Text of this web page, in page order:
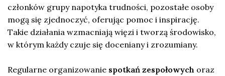
członków grupy napotyka trudności, pozostałe osoby
mogą się zjednoczyć, oferując pomoc i inspirację.
Takie działania wzmacniają więzi i tworzą środowisko,
w którym każdy czuje się doceniany i zrozumiany.
Regularne organizowanie spotkań zespołowych oraz